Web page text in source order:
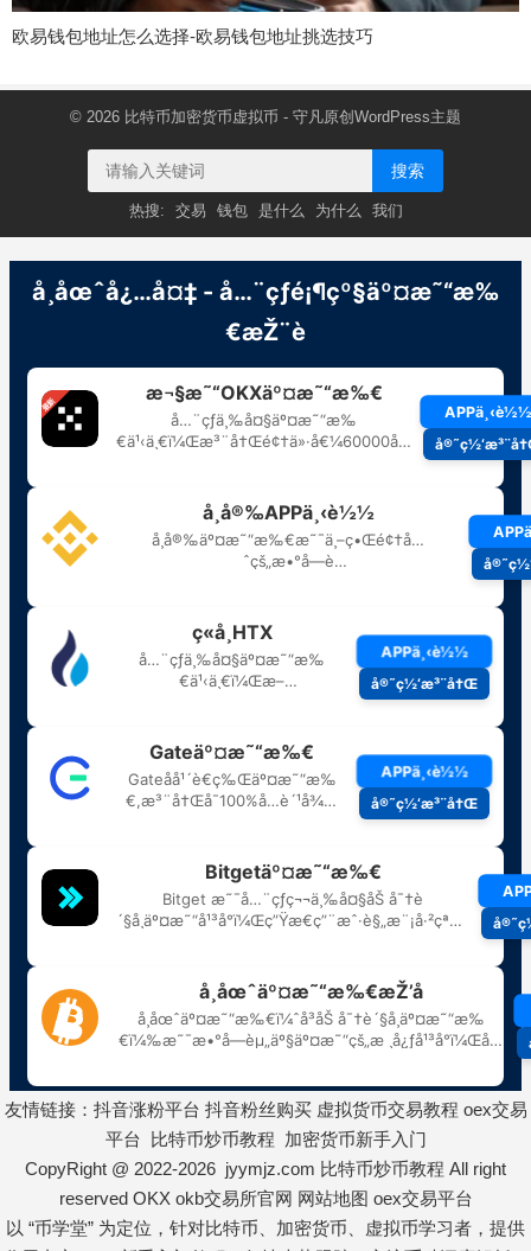
欧易钱包地址怎么选择-欧易钱包地址挑选技巧
© 2026 比特币加密货币虚拟币 - 守凡原创 WordPress主题
搜索
热搜: 交易 钱包 是什么 为什么 我们
友情链接： 抖音涨粉平台 抖音粉丝购买 虚拟货币交易教程 oex交易
平台
比特币炒币教程 加密货币新手入门
CopyRight @ 2022-2026 jyymjz.com 比特币炒币教程 All right
reserved OKX okb交易所官网 网站地图 oex交易平台
以 “币学堂” 为定位，针对比特币、加密货币、虚拟币学习者，提供